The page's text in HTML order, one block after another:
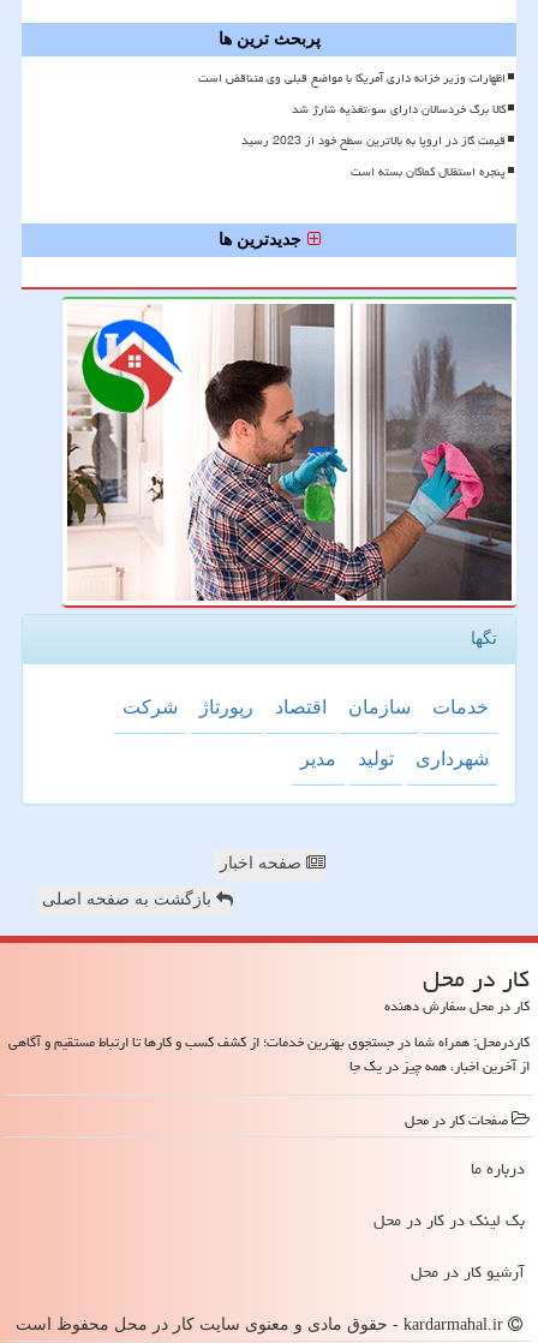
پربحث ترین ها
اظهارات وزیر خزانه داری آمریکا با مواضع قبلی وی متناقض است
کالا برگ خردسالان دارای سوءتغذیه شارژ شد
قیمت گاز در اروپا به بالاترین سطح خود از 2023 رسید
پنجره استقلال کماکان بسته است
جدیدترین ها
تگها
خدمات سازمان اقتصاد رپورتاژ شركت
شهرداری تولید مدیر
صفحه اخبار
بازگشت به صفحه اصلی
كار در محل
کار در محل سفارش دهنده
کاردرمحل: همراه شما در جستجوی بهترین خدمات؛ از کشف کسب و کارها تا ارتباط مستقیم و آگاهی
از آخرین اخبار، همه چیز در یک جا
صفحات كار در محل
درباره ما
بک لینک در كار در محل
آرشیو كار در محل